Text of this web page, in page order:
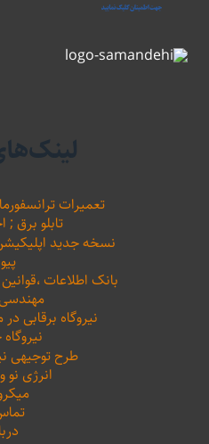
تعمیرات
تابلو برق ;
نسخه جدید اپلیکیشن
بانک اطلاعات
نیروگاه برقابی
طرح توجیهی
انرژی نو